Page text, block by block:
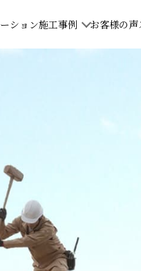
ション施工事例 お客様の声